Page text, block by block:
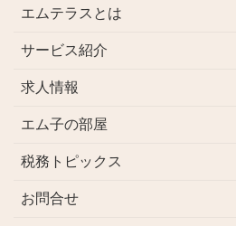
エムテラスとは
サービス紹介
求人情報
エム子の部屋
税務トピックス
お問合せ